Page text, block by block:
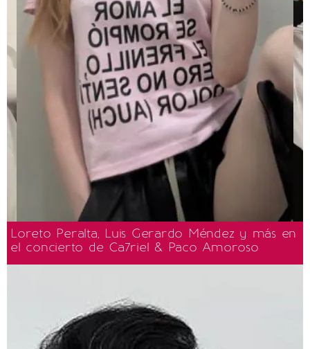
Loreto Peralta, Luis Gerardo Méndez y más en
el concierto de Ca7riel & Paco Amoroso